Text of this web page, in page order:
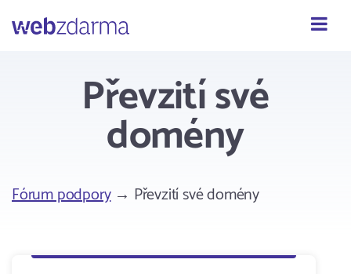
Webzdarma
Převzití své
domény
Fórum podpory→ Převzití své domény